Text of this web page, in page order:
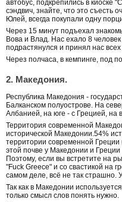
автобус, подкрепились в киоске
сэндвич, знайте, что это съесть
Юлей, всегда покупали одну
Через 15 минут подъехал
Вова и Влад. Нас ехало 8
подрастянулся и принял нас
Через полчаса, в кемпинге, под
2. Македония.
Республика Македония -
Балканском полуострове. На
Албанией, на юге - с Грецией, на
Территория современной
исторической Македонии.54%
территории современной
этой почве у Македонии и
Поэтому, если вы встретите на
"Fuck Greece" и со свастикой на
самом деле, всё не так страшно.
Так как в Македонии
только смысл слов понять нужно.